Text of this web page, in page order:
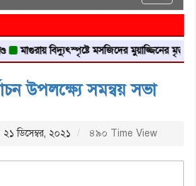
বিদ্যুৎস্পৃষ্টে মসজিদের মুয়াজ্জিনের মৃত্যু
উপলক্ষ্যে সমন্বয় সভা
ডিসেম্বর, ২০২১ ৪৯০ Time View